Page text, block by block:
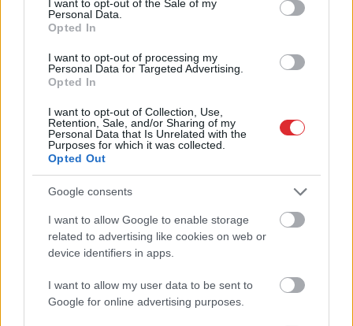
I want to opt-out of the Sale of my
Personal Data.
Opted In
I want to opt-out of processing my
Personal Data for Targeted Advertising.
Opted In
I want to opt-out of Collection, Use,
Retention, Sale, and/or Sharing of my
Personal Data that Is Unrelated with the
Purposes for which it was collected.
Opted Out
Google consents
I want to allow Google to enable storage
related to advertising like cookies on web or
device identifiers in apps.
I want to allow my user data to be sent to
Google for online advertising purposes.
jaunieviesumu
“Viņitos mīl!” Slaidiņš
atklāj skarbu ainu par
frontē
Aršo zodiaka zīmju
pārstāvjiem labāk
vienmēr atradīs veidu,
kā pamatīgi atriebties
Atcelt Ziņot